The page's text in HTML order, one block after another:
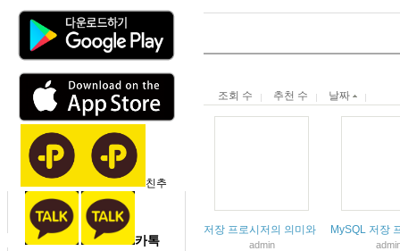
친추
카톡
조회 수 추천 수 날짜
저장 프로시저의 의미와 작성 방법 상세
admin
MySQL 저장